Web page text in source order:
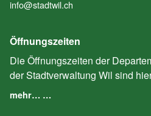
info@stadtwil.ch
Öffnungszeiten
Die Öffnungszeiten der
der Stadtverwaltung Wil sind
mehr… …